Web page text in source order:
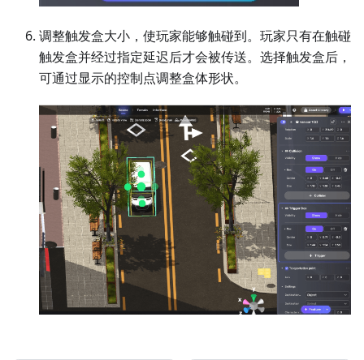
调整触发盒大小，使玩家能够触碰到。玩家只有在触碰
触发盒并经过指定延迟后才会被传送。选择触发盒后，
可通过显示的控制点调整盒体形状。